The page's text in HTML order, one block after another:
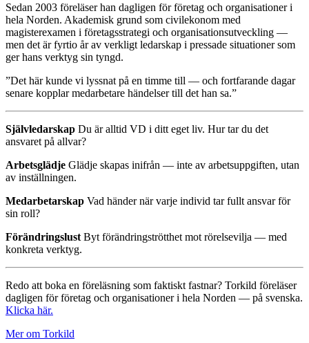
Sedan 2003 föreläser han dagligen för företag och organisationer i
hela Norden. Akademisk grund som civilekonom med
magisterexamen i företagsstrategi och organisationsutveckling —
men det är fyrtio år av verkligt ledarskap i pressade situationer som
ger hans verktyg sin tyngd.
”Det här kunde vi lyssnat på en timme till — och fortfarande dagar
senare kopplar medarbetare händelser till det han sa.”
Självledarskap Du är alltid VD i ditt eget liv. Hur tar du det
ansvaret på allvar?
Arbetsglädje Glädje skapas inifrån — inte av arbetsuppgiften, utan
av inställningen.
Medarbetarskap Vad händer när varje individ tar fullt ansvar för
sin roll?
Förändringslust Byt förändringströtthet mot rörelsevilja — med
konkreta verktyg.
Redo att boka en föreläsning som faktiskt fastnar? Torkild föreläser
dagligen för företag och organisationer i hela Norden — på svenska.
Klicka här.
Mer om Torkild